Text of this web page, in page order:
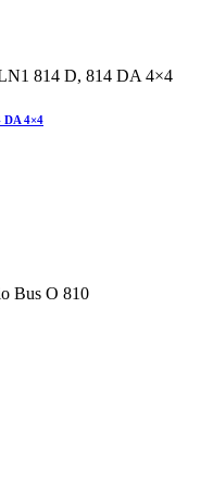
DA 4×4